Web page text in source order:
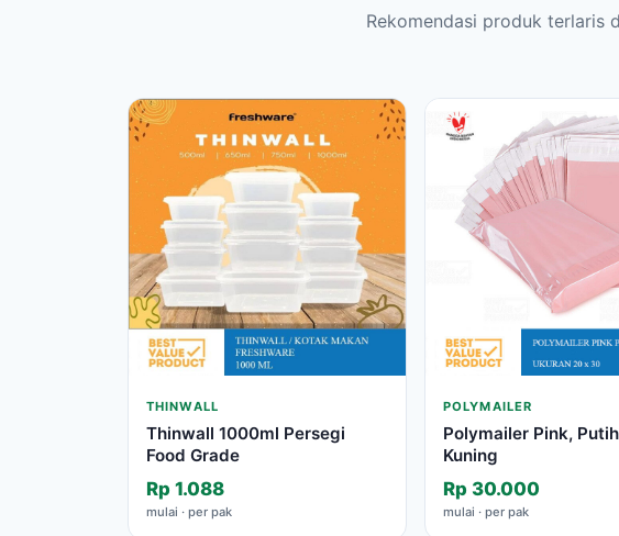
Rekomendasi produk terlaris
THINWALL
Thinwall 1000ml Persegi
Food Grade
Rp 1.088
mulai · per pak
POLYMAILER
Polymailer Pink,
Kuning
Rp 30.000
mulai · per pak